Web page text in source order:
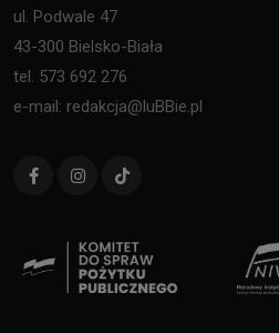
ul. Podwale 47
43-300 Bielsko-Biała
tel. 573 692 276
e-mail: redakcja@luBBie.pl